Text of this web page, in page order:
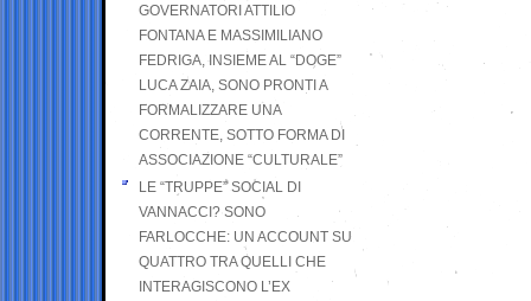
GOVERNATORI ATTILIO
FONTANA E MASSIMILIANO
FEDRIGA, INSIEME AL “DOGE”
LUCA ZAIA, SONO PRONTI A
FORMALIZZARE UNA
CORRENTE, SOTTO FORMA DI
ASSOCIAZIONE “CULTURALE”
LE “TRUPPE” SOCIAL DI
VANNACCI? SONO
FARLOCCHE: UN ACCOUNT SU
QUATTRO TRA QUELLI CHE
INTERAGISCONO L’EX